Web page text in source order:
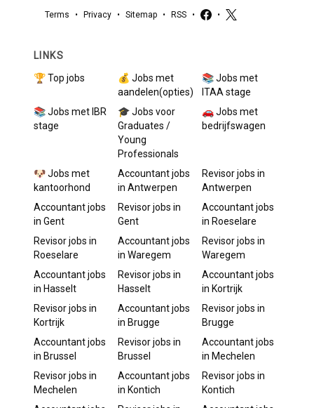
Terms • Privacy • Sitemap • RSS • •
LINKS
🏆 Top jobs
💰 Jobs met
aandelen(opties)
📚 Jobs met
ITAA stage
📚 Jobs met IBR
stage
🎓 Jobs voor
Graduates /
Young
Professionals
🚗 Jobs met
bedrijfswagen
🐶 Jobs met
kantoorhond
Accountantjobs
in Antwerpen
Revisorjobs in
Antwerpen
Accountantjobs
in Gent
Revisorjobs in
Gent
Accountantjobs
in Roeselare
Revisorjobs in
Roeselare
Accountantjobs
in Waregem
Revisorjobs in
Waregem
Accountantjobs
in Hasselt
Revisorjobs in
Hasselt
Accountantjobs
in Kortrijk
Revisorjobs in
Kortrijk
Accountantjobs
in Brugge
Revisorjobs in
Brugge
Accountantjobs
in Brussel
Revisorjobs in
Brussel
Accountantjobs
in Mechelen
Revisorjobs in
Mechelen
Accountantjobs
in Kontich
Revisorjobs in
Kontich